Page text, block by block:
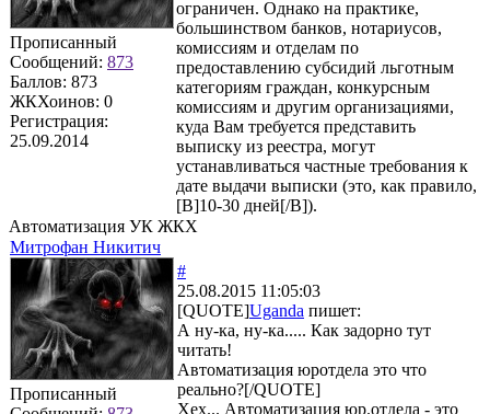
Прописанный
Сообщений: 873
Баллов: 873
ЖКХоинов: 0
Регистрация:
25.09.2014
ограничен. Однако на практике,
большинством банков, нотариусов,
комиссиям и отделам по
предоставлению субсидий льготным
категориям граждан, конкурсным
комиссиям и другим организациями,
куда Вам требуется представить
выписку из реестра, могут
устанавливаться частные требования к
дате выдачи выписки (это, как правило,
[B]10-30 дней[/B]).
Автоматизация УК ЖКХ
Митрофан Никитич
Прописанный
#
25.08.2015 11:05:03
[QUOTE]Uganda пишет:
А ну-ка, ну-ка..... Как задорно тут
читать!
Автоматизация юротдела это что
реально?[/QUOTE]
Хех... Автоматизация юр.отдела - это